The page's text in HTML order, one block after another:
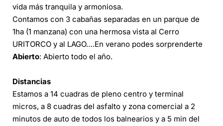
vida más tranquila y armoniosa.
Contamos con 3 cabañas separadas en un parque de
1ha (1 manzana) con una hermosa vista al Cerro
URITORCO y al LAGO….En verano podes sorprenderte
Abierto: Abierto todo el año.
Distancias
Estamos a 14 cuadras de pleno centro y terminal
micros, a 8 cuadras del asfalto y zona comercial a 2
minutos de auto de todos los balnearios y a 5 min del